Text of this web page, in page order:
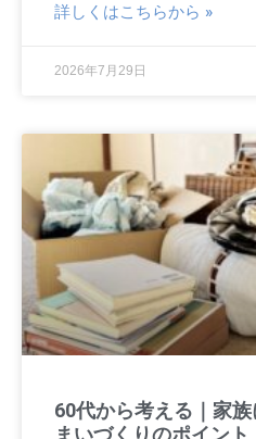
詳しくはこちらから »
2026年7月29日
60代から考える｜家
まいづくりのポイント